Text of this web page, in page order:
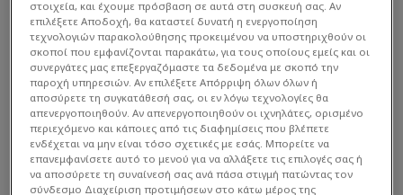
Φυσικά, η μεταγραφή του προκάλεσε πάταγο σε
όλη την Ευρώπη και λίγη ώρα μετά την
ολοκλήρωση της τεράστιας αυτής κίνησης, ο
Δημήτρης Γιαννακόπουλοςπροέβη σε ένα
ξεχωριστό story στο instagram.
στοιχεία, και έχουμε πρόσβαση σε αυτά στη συσκευή σας. Αν
επιλέξετε Αποδοχή, θα καταστεί δυνατή η ενεργοποίηση
τεχνολογιών παρακολούθησης προκειμένου να υποστηριχθούν οι
σκοποί που εμφανίζονται παρακάτω, για τους οποίους εμείς και οι
συνεργάτες μας επεξεργαζόμαστε τα δεδομένα με σκοπό την
παροχή υπηρεσιών. Αν επιλέξετε Απόρριψη όλων όλων ή
αποσύρετε τη συγκατάθεσή σας, οι εν λόγω τεχνολογίες θα
απενεργοποιηθούν. Αν απενεργοποιηθούν οι ιχνηλάτες, ορισμένο
περιεχόμενο και κάποιες από τις διαφημίσεις που βλέπετε
ενδέχεται να μην είναι τόσο σχετικές με εσάς. Μπορείτε να
επανεμφανίσετε αυτό το μενού για να αλλάξετε τις επιλογές σας ή
να αποσύρετε τη συναίνεσή σας ανά πάσα στιγμή πατώντας τον
σύνδεσμο Διαχείριση προτιμήσεων στο κάτω μέρος της